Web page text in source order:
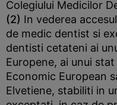
Colegiului Medicilor
(2) In vederea
de medic dentist si
dentisti cetateni ai
Europene, ai unui
Economic European
Elvetiene, stabiliti in